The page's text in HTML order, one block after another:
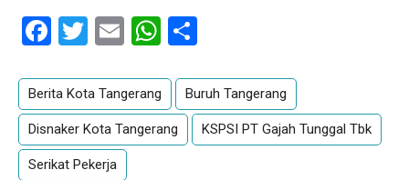
Facebook
Twitter
EmailWhatsApp
Berita Kota Tangerang Buruh Tangerang
Disnaker Kota Tangerang KSPSI PT Gajah Tunggal Tbk
Serikat Pekerja